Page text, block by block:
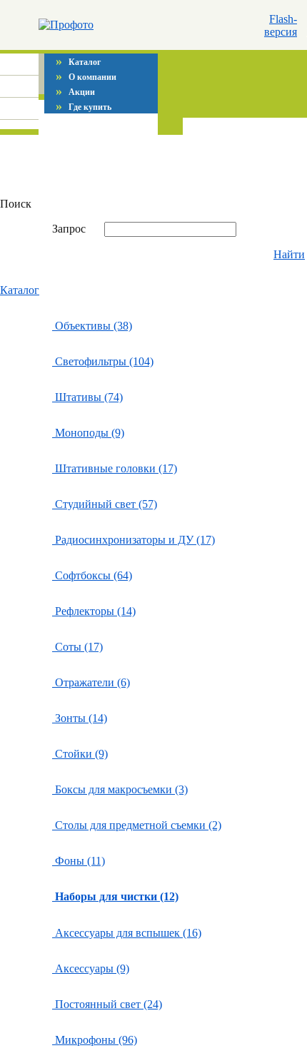
Flash-
версия
» Каталог
» О компании
» Акции
» Где купить
Поиск
Запрос
Найти
Каталог
Объективы (38)
Светофильтры (104)
Штативы (74)
Моноподы (9)
Штативные головки (17)
Студийный свет (57)
Радиосинхронизаторы и ДУ (17)
Софтбоксы (64)
Рефлекторы (14)
Соты (17)
Отражатели (6)
Зонты (14)
Стойки (9)
Боксы для макросъемки (3)
Столы для предметной съемки (2)
Фоны (11)
Наборы для чистки (12)
Аксессуары для вспышек (16)
Аксессуары (9)
Постоянный свет (24)
Микрофоны (96)